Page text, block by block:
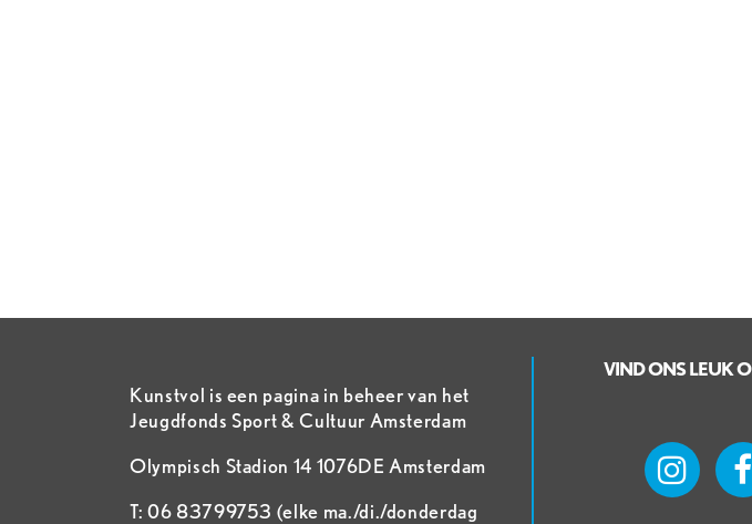
Kunstvol is een pagina in beheer van het
Jeugdfonds Sport & Cultuur Amsterdam
Olympisch Stadion 14 1076DE Amsterdam
T: 06 83799753 (elke ma./di./donderdag
VIND ONS LEUK